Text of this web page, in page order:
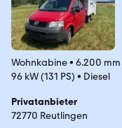
Wohnkabine• 6.200 mm
96 kW (131 PS) • Diesel
Privatanbieter
72770 Reutlingen